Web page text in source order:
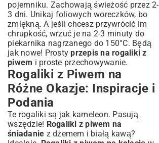
pojemniku. Zachowają świeżość przez 2-
3 dni. Unikaj foliowych woreczków, bo
zmiękną. A jeśli chcesz przywrócić im
chrupkość, wrzuć je na 2-3 minuty do
piekarnika nagrzanego do 150°C. Będą
jak nowe! Prostyprzepis na rogaliki z
piwem i proste przechowywanie.
Rogaliki z Piwem na
Różne Okazje: Inspiracje i
Podania
Te rogaliki są jak kameleon. Pasują
wszędzie! Rogaliki z piwem na
śniadanie z dżemem i białą kawą?